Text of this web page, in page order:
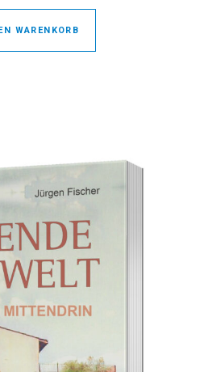
WARENKORB